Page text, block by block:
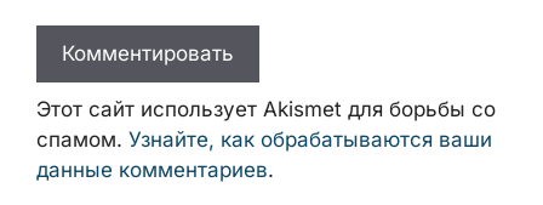
Этот сайт использует Akismet для борьбы со
спамом. Узнайте, как обрабатываются ваши
данные комментариев.